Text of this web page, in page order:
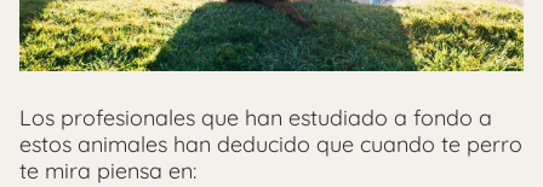
Los profesionales que han estudiado a fondo a
estos animales han deducido que cuando te perro
te mira piensa en: